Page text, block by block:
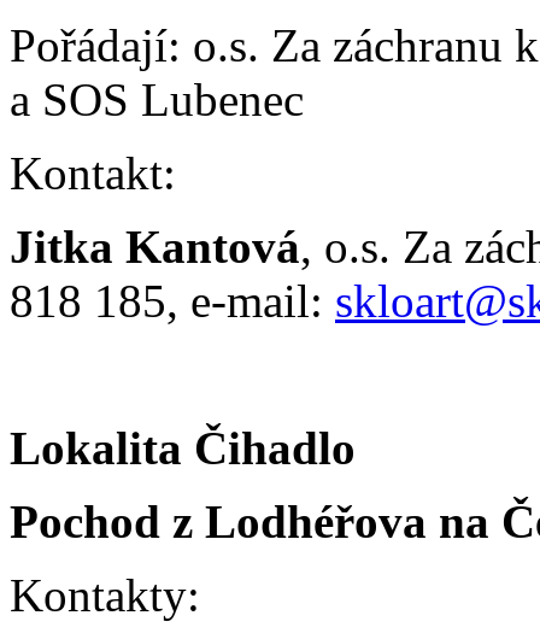
Pořádají: o.s. Za záchranu
a SOS Lubenec
Kontakt:
Jitka Kantová, o.s. Za
818 185, e-mail:
Lokalita Čihadlo
Pochod z Lodhéřova na
Kontakty: